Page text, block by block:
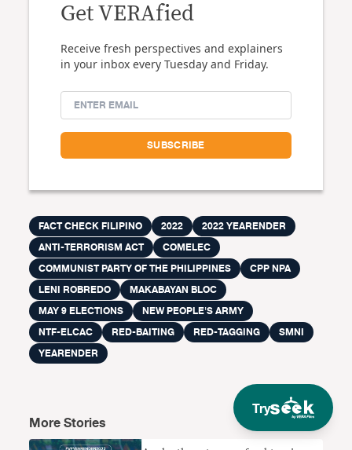
Try
Get VERAfied
Receive fresh perspectives and explainers
in your inbox every Tuesday and Friday.
FACT CHECK FILIPINO 2022
2022 YEARENDER
ANTI-TERRORISM ACT
COMELEC
COMMUNIST PARTY OF THE PHILIPPINES
CPP NPA
LENI ROBREDO
MAKABAYAN BLOC
MAY 9 ELECTIONS
NEW PEOPLE'S ARMY
NTF-ELCAC
RED-BAITING RED-TAGGING
SMNI
YEARENDER
More Stories